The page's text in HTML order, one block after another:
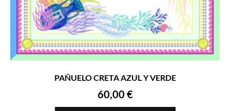
PAÑUELO CRETA AZUL Y VERDE
60,00 €